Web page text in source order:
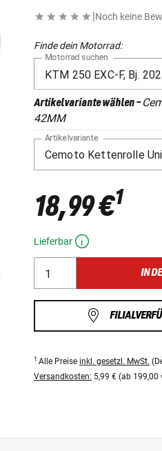
|Noch keine
Finde dein Motorrad:
Motorrad suchen
Artikelvariante wählen-
42MM
Artikelvariante
18,99 €1
Lieferbar
IN
1 Alle Preise inkl. gesetzl. MwSt.
Versandkosten: 5,99 € (ab 199,00